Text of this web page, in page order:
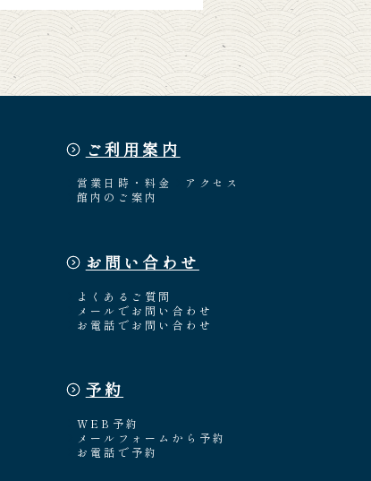
ご利用案内
営業日時・料金
アクセス
館内のご案内
お問い合わせ
よくあるご質問
メールでお問い合わせ
お電話でお問い合わせ
予約
WEB予約
メールフォームから予約
お電話で予約